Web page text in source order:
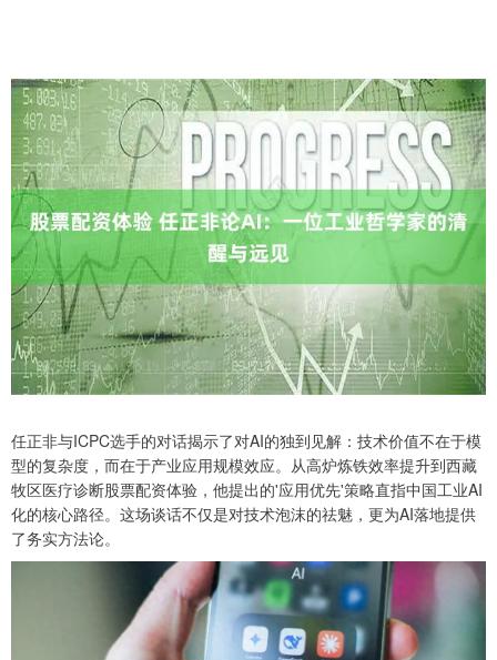
任正非与ICPC选手的对话揭示了对AI的独到见解：技术价值不在于模
型的复杂度，而在于产业应用规模效应。从高炉炼铁效率提升到西藏
牧区医疗诊断股票配资体验，他提出的'应用优先'策略直指中国工业AI
化的核心路径。这场谈话不仅是对技术泡沫的祛魅，更为AI落地提供
了务实方法论。